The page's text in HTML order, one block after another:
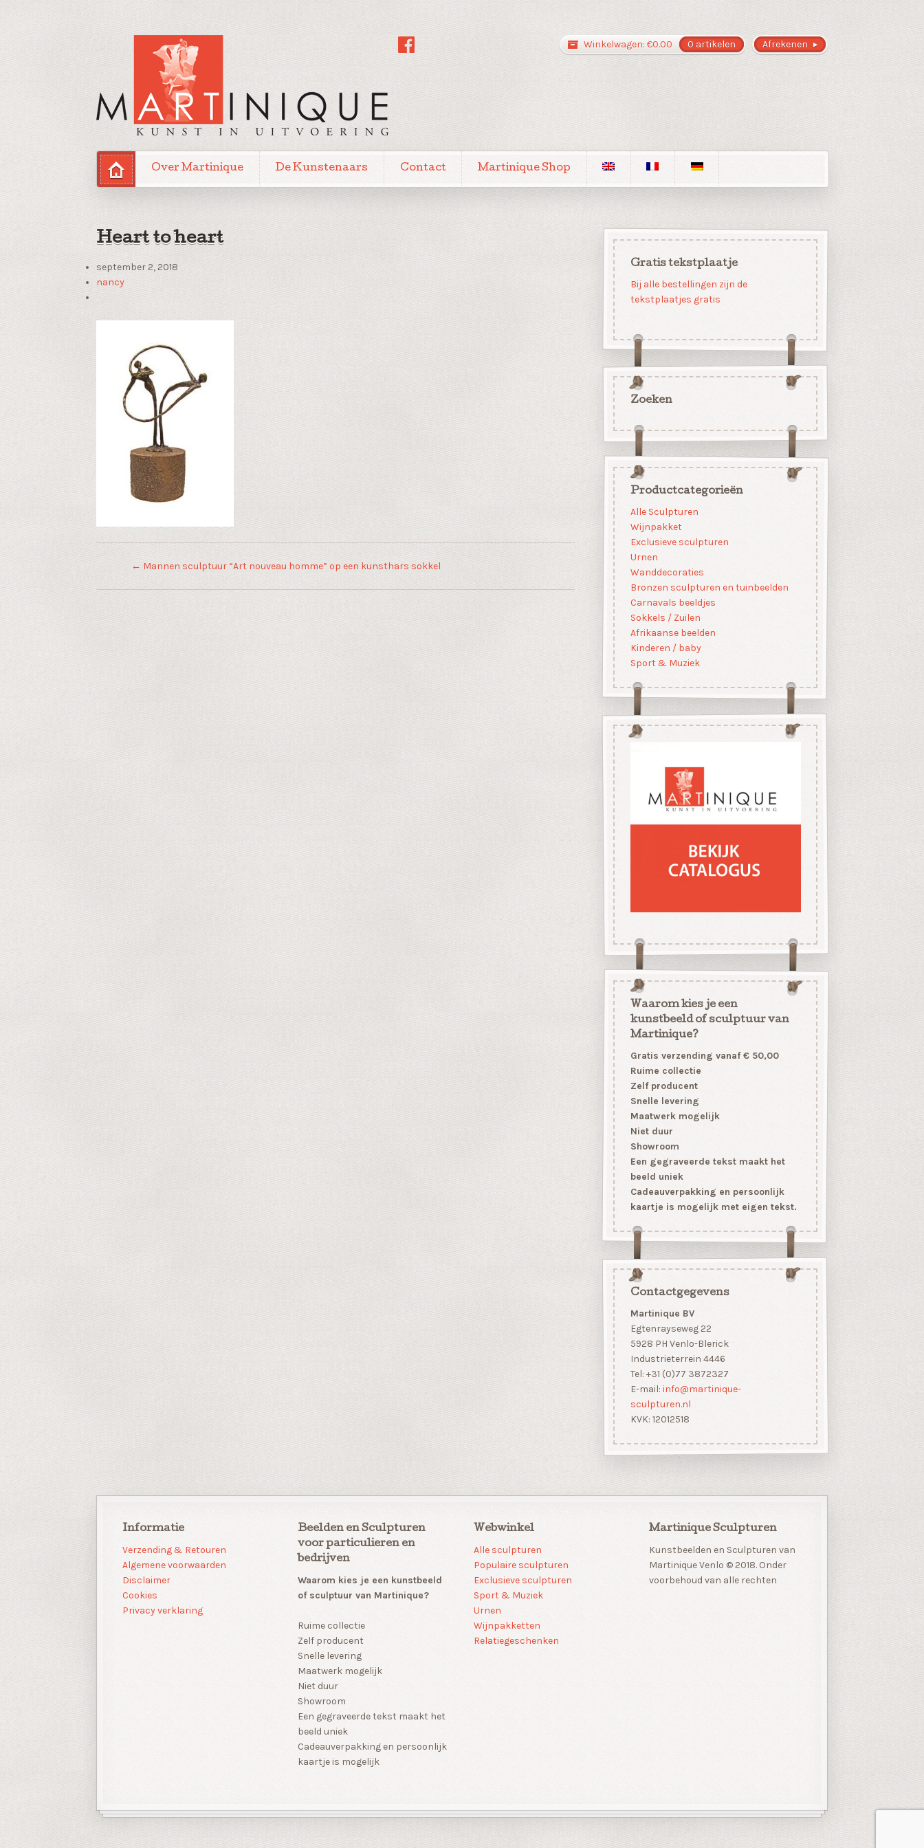
Afrekenen
Winkelwagen: €0.00 0 artikelen
Over Martinique De Kunstenaars Contact Martinique Shop
Heart to heart
september 2, 2018
nancy
← Mannen sculptuur “Art nouveau homme” op een kunsthars sokkel
Gratis tekstplaatje
Bij alle bestellingen zijn de
tekstplaatjes gratis
Zoeken
Productcategorieën
Alle Sculpturen
Wijnpakket
Exclusieve sculpturen
Urnen
Wanddecoraties
Bronzen sculpturen en tuinbeelden
Carnavals beeldjes
Sokkels / Zuilen
Afrikaanse beelden
Kinderen / baby
Sport & Muziek
Waarom kies je een
kunstbeeld of sculptuur van
Martinique?
Gratis verzending vanaf € 50,00
Ruime collectie
Zelf producent
Snelle levering
Maatwerk mogelijk
Niet duur
Showroom
Een gegraveerde tekst maakt het
beeld uniek
Cadeauverpakking en persoonlijk
kaartje is mogelijk met eigen tekst.
Contactgegevens
Martinique BV
Egtenrayseweg 22
5928 PH Venlo-Blerick
Industrieterrein 4446
Tel: +31 (0)77 3872327
E-mail: info@martinique-
sculpturen.nl
KVK: 12012518
Informatie
Verzending & Retouren
Algemene voorwaarden
Disclaimer
Cookies
Privacy verklaring
Beelden en Sculpturen
voor particulieren en
bedrijven
Waarom kies je een kunstbeeld
of sculptuur van Martinique?
Ruime collectie
Zelf producent
Snelle levering
Maatwerk mogelijk
Niet duur
Showroom
Een gegraveerde tekst maakt het
beeld uniek
Cadeauverpakking en persoonlijk
kaartje is mogelijk
Webwinkel
Alle sculpturen
Populaire sculpturen
Exclusieve sculpturen
Sport & Muziek
Urnen
Wijnpakketten
Relatiegeschenken
Martinique Sculpturen
Kunstbeelden en Sculpturen van
Martinique Venlo © 2018. Onder
voorbehoud van alle rechten